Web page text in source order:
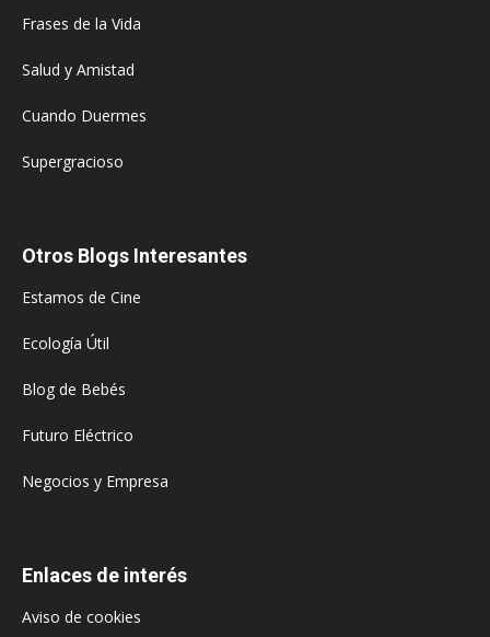
Frases de la Vida
Salud y Amistad
Cuando Duermes
Supergracioso
Otros Blogs Interesantes
Estamos de Cine
Ecología Útil
Blog de Bebés
Futuro Eléctrico
Negocios y Empresa
Enlaces de interés
Aviso de cookies